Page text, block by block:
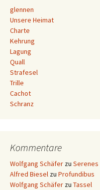
glennen
Unsere Heimat
Charte
Kehrung
Lagung
Quall
Strafesel
Trille
Cachot
Schranz
Kommentare
Wolfgang Schäfer zu Serenes
Alfred Biesel zu Profundibus
Wolfgang Schäfer zu Tassel